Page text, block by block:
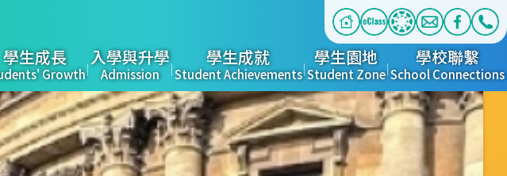
學生成長
Growth
入學與升學
Admission
學生成就
Student Achievements
學生園地
Student Zone
學校聯繫
School Connections